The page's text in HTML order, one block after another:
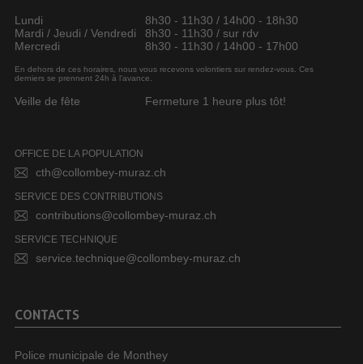
Lundi
8h30 - 11h30 / 14h00 - 18h30
Mardi / Jeudi / Vendredi
8h30 - 11h30 / sur rdv
Mercredi
8h30 - 11h30 / 14h00 - 17h00
En dehors de ces horaires, nous vous recevons volontiers sur rendez-vous. Ces
derniers se prennent 24h à l’avance.
Veille de fête Fermeture 1 heure plus tôt!
OFFICE DE LA POPULATION
cth@collombey-muraz.ch
SERVICE DES CONTRIBUTIONS
contributions@collombey-muraz.ch
SERVICE TECHNIQUE
service.technique@collombey-muraz.ch
CONTACTS
Police municipale de Monthey